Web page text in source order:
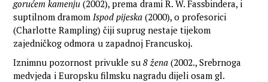
gorućem kamenju (2002), prema drami R. W. Fassbindera, i
suptilnom dramomIspod pijeska (2000), o profesorici
(Charlotte Rampling) čiji suprug nestaje tijekom
zajedničkog odmora u zapadnoj Francuskoj.
Iznimnu pozornost privukle su8 žena(2002., Srebrnoga
medvjeda i Europsku filmsku nagradu dijeli osam gl.